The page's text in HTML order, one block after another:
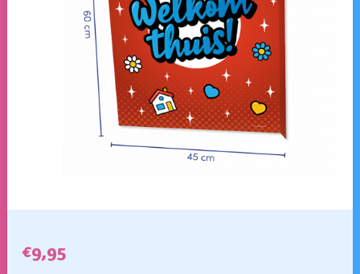
€9,95